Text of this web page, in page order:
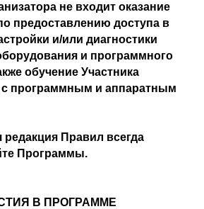
не входит оказание
предоставлению доступа в
и/или диагностики
и программного
обучение Участника
программным и аппаратным
Правил всегда
Программы.
В ПРОГРАММЕ